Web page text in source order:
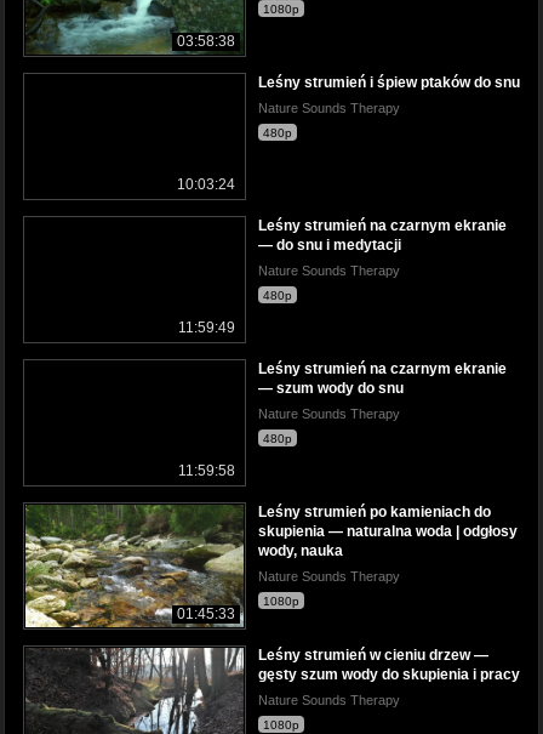
03:58:38
1080p
10:03:24
Leśny strumień i śpiew ptaków do snu
Nature Sounds Therapy
480p
11:59:49
Leśny strumień na czarnym ekranie
— do snu i medytacji
Nature Sounds Therapy
480p
11:59:58
Leśny strumień na czarnym ekranie
— szum wody do snu
Nature Sounds Therapy
480p
01:45:33
Leśny strumień po kamieniach do
skupienia — naturalna woda | odgłosy
wody, nauka
Nature Sounds Therapy
1080p
Leśny strumień w cieniu drzew —
gęsty szum wody do skupienia i pracy
Nature Sounds Therapy
1080p